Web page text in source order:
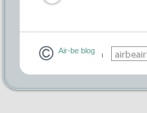
Air-be blog